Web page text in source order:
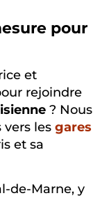
pour
et
rejoindre
? Nous
les gares
et sa
de-Marne, y